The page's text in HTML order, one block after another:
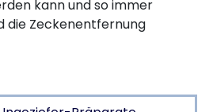
kann und so immer
die Zeckenentfernung